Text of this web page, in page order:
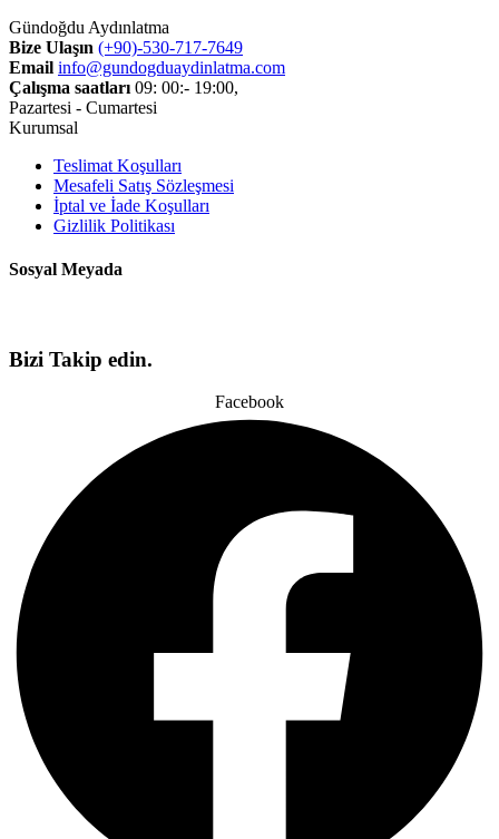
Gündoğdu Aydınlatma
Bize Ulaşın (+90)-530-717-7649
Email info@gundogduaydinlatma.com
Çalışma saatları 09: 00:- 19:00,
Pazartesi - Cumartesi
Kurumsal
Teslimat Koşulları
Mesafeli Satış Sözleşmesi
İptal ve İade Koşulları
Gizlilik Politikası
Sosyal Meyada
Bizi Takip edin.
Facebook